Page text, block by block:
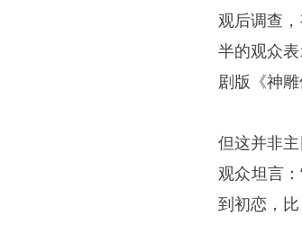
观后调查
半的观众
剧版《神
但这并非
观众坦言
到初恋，